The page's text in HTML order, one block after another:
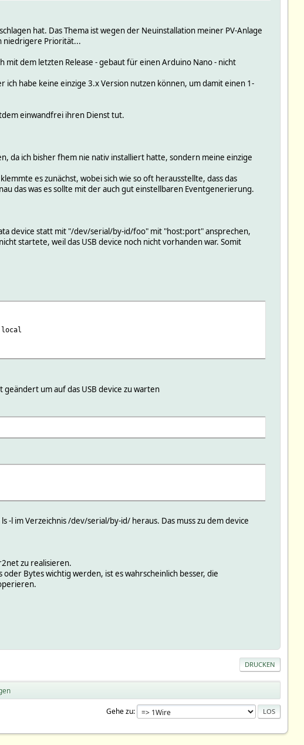
hat. Das Thema ist wegen der Neuinstallation meiner PV-Anlage
niedrigere Priorität...
dem letzten Release - gebaut für einen Arduino Nano - nicht
habe keine einzige 3.x Version nutzen können, um damit einen 1-
einwandfrei ihren Dienst tut.
da ich bisher fhem nie nativ installiert hatte, sondern meine einzige
es zunächst, wobei sich wie so oft herausstellte, dass das
das was es sollte mit der auch gut einstellbaren Eventgenerierung.
device statt mit "/dev/serial/by-id/foo" mit "host:port" ansprechen,
startete, weil das USB device noch nicht vorhanden war. Somit
um auf das USB device zu warten
-l im Verzeichnis /dev/serial/by-id/ heraus. Das muss zu dem device
zu realisieren.
Bytes wichtig werden, ist es wahrscheinlich besser, die
DRUCKEN
Gehe zu